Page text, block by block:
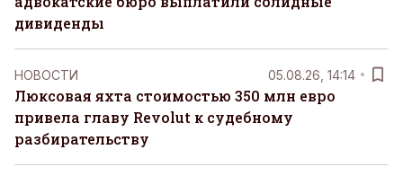
дивиденды
НОВОСТИ 05.08.26, 14:14
Люксовая яхта стоимостью 350 млн евро
привела главу Revolut к судебному
разбирательству